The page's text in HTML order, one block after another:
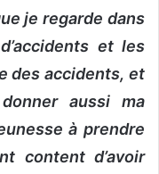
je regarde dans
et les
des accidents, et
aussi ma
à prendre
content d’avoir